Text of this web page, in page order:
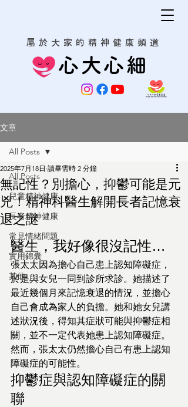
心大心細
屬於大家的精神健康頻道
文章
All Posts
兒童精神健康
長者精神健康
常見情緒問題
實用錦囊
其他
All Posts
無記性？別擔心，抑鬱可能是元
兇！精神科醫生解開長者記憶衰
退之謎
2025年7月18日 讀畢需時 2 分鐘
醫生，我好像很沒記性…
張太太因為擔心自己患上認知障礙症，
於是與女兒一同到診所求診。她描述了
最近幾個月來記憶衰退的情況，並擔心
自己會成為家人的負擔。她和她女兒講
述狀況後，得知其症狀可能與抑鬱症相
關，並不一定代表她患上認知障礙症。
然而，張太太仍然擔心自己有患上認知
障礙症的可能性。
抑鬱症與認知障礙症的關
聯